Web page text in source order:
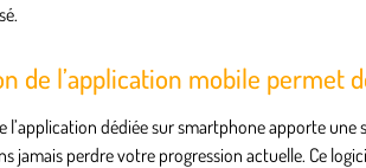
de l’application mobile permet
l’application dédiée sur smartphone apporte
jamais perdre votre progression actuelle. Ce